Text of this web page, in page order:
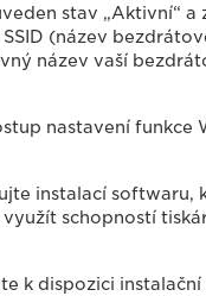
stav „Aktivní“ a
(název
název vaší
nastavení funkce
instalací softwaru,
schopností
k dispozici instalační